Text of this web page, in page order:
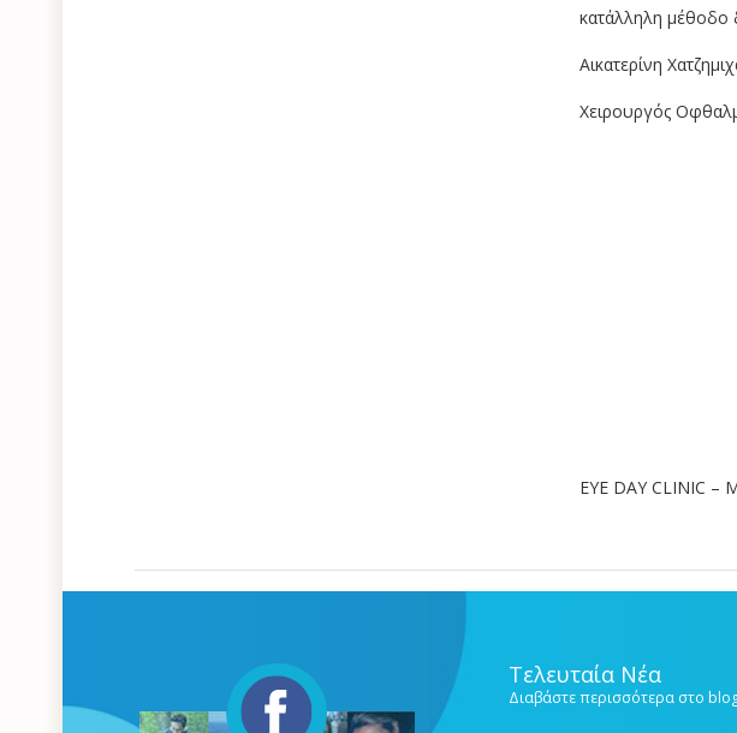
κατάλληλη μέθοδο
Αικατερίνη
Χειρουργός
EYE DAY CLINIC –
Τελευταία Νέα
Διαβάστε περισσότερα στο